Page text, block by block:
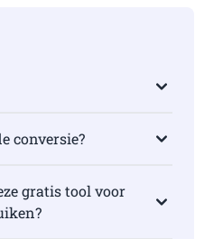
conversie?
gratis tool voor